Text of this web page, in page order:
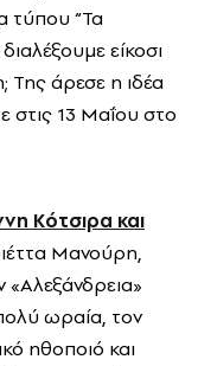
τύπου “Τα
είκοσι
Της άρεσε η ιδέα
στις 13 Μαΐου στο
Κότσιρα και
Μανούρη,
ωραία, τον
ηθοποιό και